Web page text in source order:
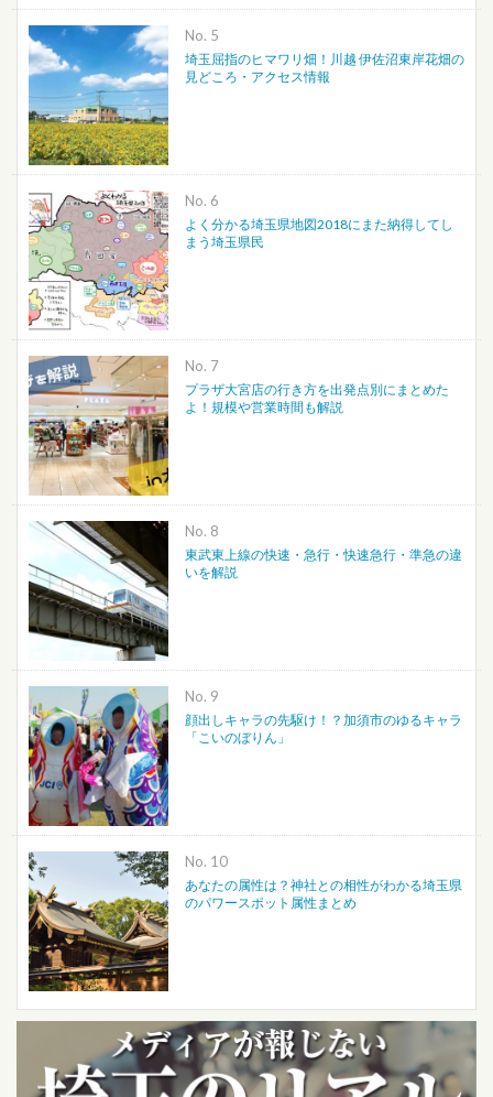
No.
埼玉屈指のヒマワリ畑！川越 伊佐沼東岸花畑の
見どころ・アクセス情報
No.
よく分かる埼玉県地図2018にまた納得してし
まう埼玉県民
No.
プラザ大宮店の行き方を出発点別にまとめた
よ！規模や営業時間も解説
No.
東武東上線の快速・急行・快速急行・準急の違
いを解説
No.
顔出しキャラの先駆け！？加須市のゆるキャラ
「こいのぼりん」
No.
あなたの属性は？神社との相性がわかる埼玉県
のパワースポット属性まとめ